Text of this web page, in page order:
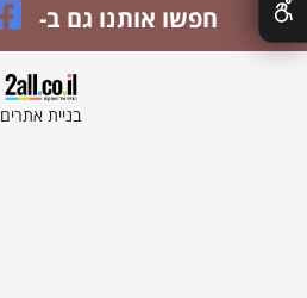
חפשו אותנו גם ב-
בניית אתרים